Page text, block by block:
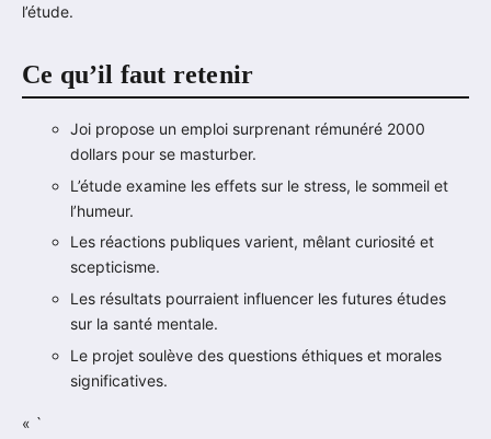
l’étude.
Ce qu’il faut retenir
Joi propose un emploi surprenant rémunéré 2000
dollars pour se masturber.
L’étude examine les effets sur le stress, le sommeil et
l’humeur.
Les réactions publiques varient, mêlant curiosité et
scepticisme.
Les résultats pourraient influencer les futures études
sur la santé mentale.
Le projet soulève des questions éthiques et morales
significatives.
« `